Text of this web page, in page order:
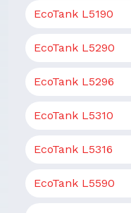
EcoTank L5190
EcoTank L5290
EcoTank L5296
EcoTank L5310
EcoTank L5316
EcoTank L5590